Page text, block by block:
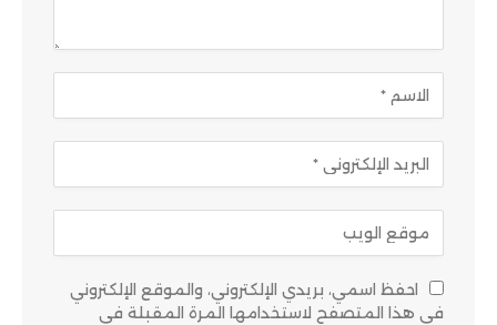
احفظ اسمي، بريدي الإلكتروني، والموقع الإلكتروني
في هذا المتصفح لاستخدامها المرة المقبلة في